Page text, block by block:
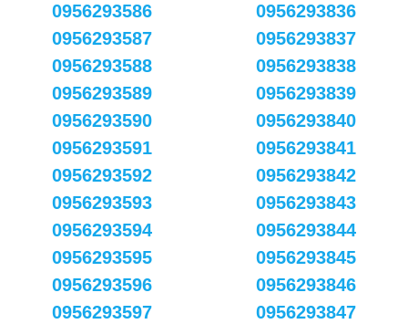
0956293586
0956293587
0956293588
0956293589
0956293590
0956293591
0956293592
0956293593
0956293594
0956293595
0956293596
0956293597
0956293836
0956293837
0956293838
0956293839
0956293840
0956293841
0956293842
0956293843
0956293844
0956293845
0956293846
0956293847